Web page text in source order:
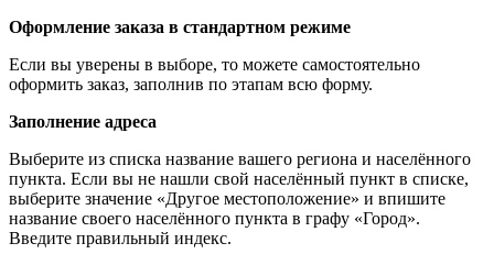
Оформление заказа в стандартном режиме
Если вы уверены в выборе, то можете самостоятельно
оформить заказ, заполнив по этапам всю форму.
Заполнение адреса
Выберите из списка название вашего региона и населённого
пункта. Если вы не нашли свой населённый пункт в списке,
выберите значение «Другое местоположение» и впишите
название своего населённого пункта в графу «Город».
Введите правильный индекс.